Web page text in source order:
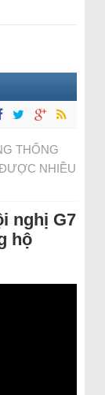
THỐNG
NHIỀU
nghị G7
hộ